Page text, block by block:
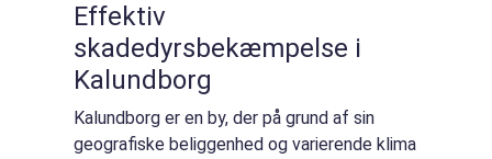
Effektiv
skadedyrsbekæmpelse i
Kalundborg
Kalundborg er en by, der på grund af sin
geografiske beliggenhed og varierende klima